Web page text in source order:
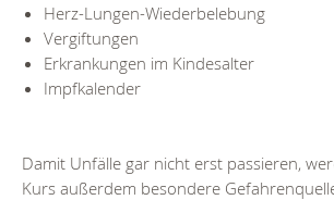
Herz-Lungen-Wiederbelebung
Vergiftungen
Erkrankungen im Kindesalter
Impfkalender
Damit Unfälle gar nicht erst passieren,
Kurs außerdem besondere